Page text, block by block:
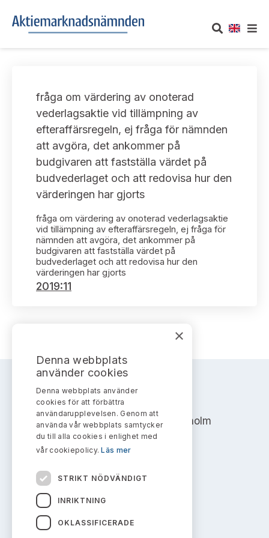
Om oss
Vårt uppdrag
Informationsgivning
Arbetssätt och jävsfrågor
Stadgar
Arbetsordning
Ledamöter
Publikationer och anföranden
UTTALANDEN
Om nämndens uttalanden
Framställningar och konsultation
Uttalanden sorterade efter publiceringsdatum
Samtliga uttalanden sorterade årsvis
Uttalanden sorterade ämnesvis
Sök uttalanden
TAKEOVER-REGLER
Takeover-regler för reglerade marknader och vissa
handelsplattformar
AKTUELLT
Prenumerera
Bildarkiv
KONTAKT
Kontakt angående ansökningar och uttalanden
Kontakt administrativa ärenden
fråga om värdering av onoterad
vederlagsaktie vid tillämpning av
efteraffärsregeln, ej fråga för nämnden
att avgöra, det ankommer på
budgivaren att fastställa värdet på
budvederlaget och att redovisa hur den
värderingen har gjorts
fråga om värdering av onoterad vederlagsaktie
vid tillämpning av efteraffärsregeln, ej fråga för
nämnden att avgöra, det ankommer på
budgivaren att fastställa värdet på
budvederlaget och att redovisa hur den
värderingen har gjorts
2019:11
AKTIEMARKNADSNÄMNDEN
Address: Box 7354, 103 90 Stockholm
info@aktiemarknadsnamnden.se
Om innehållet
Om webbplatsen
×
Denna webbplats
använder cookies
Denna webbplats använder
cookies för att förbättra
användarupplevelsen. Genom att
använda vår webbplats samtycker
du till alla cookies i enlighet med
vår cookiepolicy.Läs mer
STRIKT NÖDVÄNDIGT
INRIKTNING
OKLASSIFICERADE